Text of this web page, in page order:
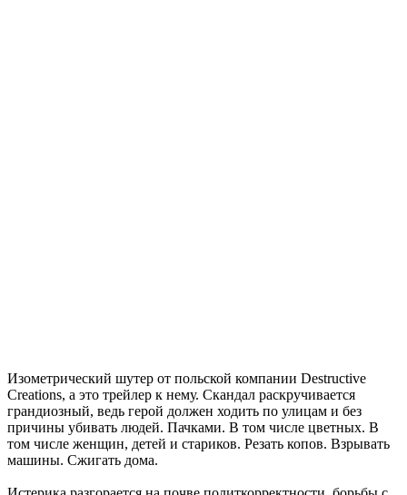
Изометрический шутер от польской компании Destructive
Creations, а это трейлер к нему. Скандал раскручивается
грандиозный, ведь герой должен ходить по улицам и без
причины убивать людей. Пачками. В том числе цветных. В
том числе женщин, детей и стариков. Резать копов. Взрывать
машины. Сжигать дома.